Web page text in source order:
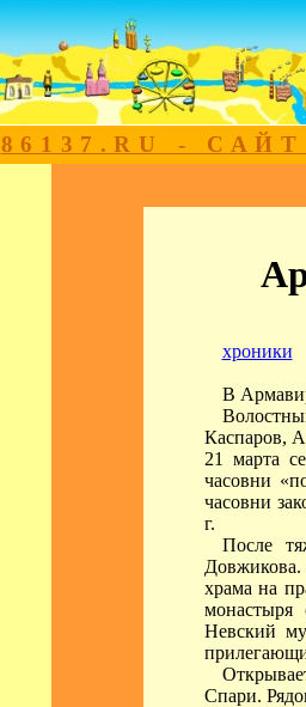
86137.RU -
хроники
В
Каспаров,
21 марта
часовни
часовни
г.
После
Довжикова.
храма на
Невский
Спари.